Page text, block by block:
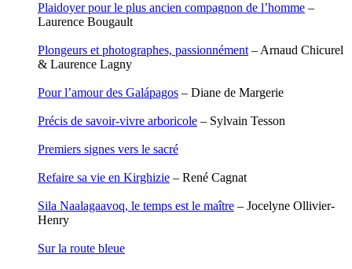
Moullec Christian
Muller Victor
Neyroud Michel
Nicolas Philippe
Noacco Cristina
Nodet Mariette
Ollivier-Henry Jocelyne
Pacquier Thierry
Pastureau Jean
Peltier Julien
Plaidoyer pour le plus ancien compagnon de l’homme –
Laurence Bougault
Plongeurs et photographes, passionnément – Arnaud Chicurel
& Laurence Lagny
Pour l’amour des Galápagos – Diane de Margerie
Précis de savoir-vivre arboricole – Sylvain Tesson
Premiers signes vers le sacré
Refaire sa vie en Kirghizie – René Cagnat
Sila Naalagaavoq, le temps est le maître – Jocelyne Ollivier-
Henry
Sur la route bleue